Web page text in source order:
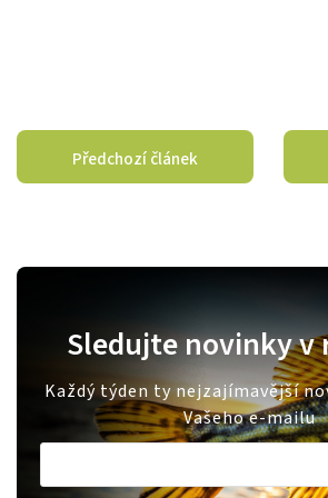
Předchozí článek
Sledujte novinky v
Každý týden ty nejzajímavější
Vašeho e-mailu